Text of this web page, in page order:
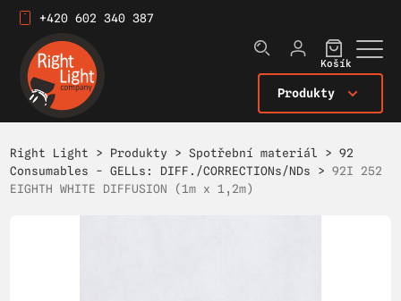
+420 602 340 387
Produkty
Košík
Right Light > Produkty >Spotřební materiál >92
Consumables - GELLs: DIFF./CORRECTIONs/NDs >92I 252
EIGHTH WHITE DIFFUSION (1m x 1,2m)